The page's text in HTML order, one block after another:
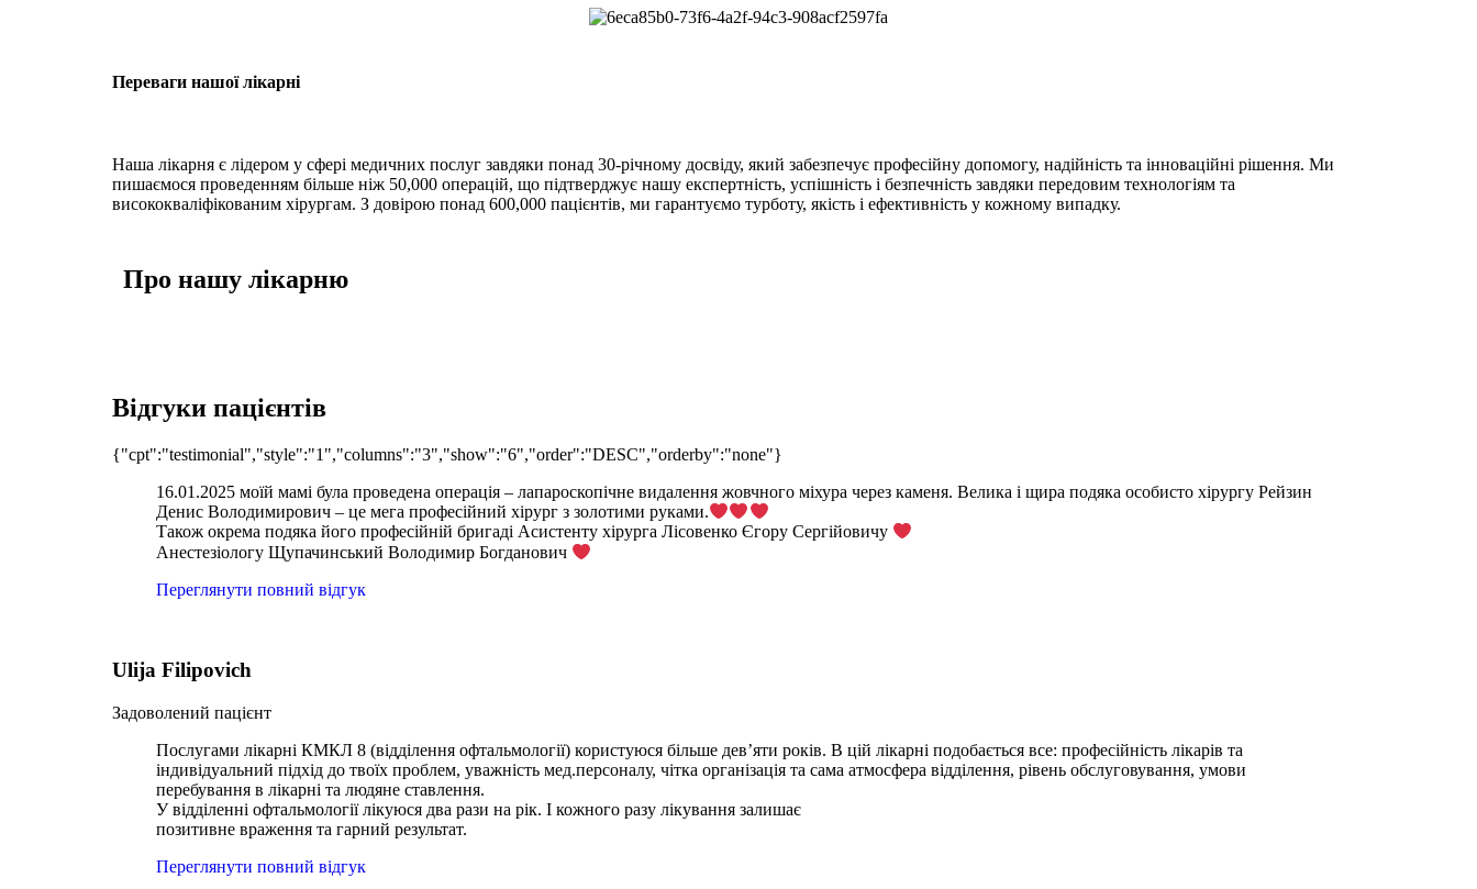
Переваги нашої лікарні
Наша лікарня є лідером у сфері медичних послуг завдяки понад 30-річному досвіду, який забезпечує професійну допомогу, надійність та інноваційні рішення. Ми
пишаємося проведенням більше ніж 50,000 операцій, що підтверджує нашу експертність, успішність і безпечність завдяки передовим технологіям та
висококваліфікованим хірургам. З довірою понад 600,000 пацієнтів, ми гарантуємо турботу, якість і ефективність у кожному випадку.
Про нашу лікарню
Відгуки пацієнтів
{"cpt":"testimonial","style":"1","columns":"3","show":"6","order":"DESC","orderby":"none"}
16.01.2025 моїй мамі була проведена операція – лапароскопічне видалення жовчного міхура через каменя. Велика і щира подяка особисто хірургу Рейзин
Денис Володимирович – це мега професійний хірург з золотими руками.
Також окрема подяка його професійній бригаді Асистенту хірурга Лісовенко Єгору Сергійовичу
Анестезіологу Щупачинський Володимир Богданович
Переглянути повний відгук
Ulija Filipovich
Задоволений пацієнт
Послугами лікарні КМКЛ 8 (відділення офтальмології) користуюся більше дев’яти років. В цій лікарні подобається все: професійність лікарів та
індивідуальний підхід до твоїх проблем, уважність мед.персоналу, чітка організація та сама атмосфера відділення, рівень обслуговування, умови
перебування в лікарні та людяне ставлення.
У відділенні офтальмології лікуюся два рази на рік. І кожного разу лікування залишає
позитивне враження та гарний результат.
Переглянути повний відгук